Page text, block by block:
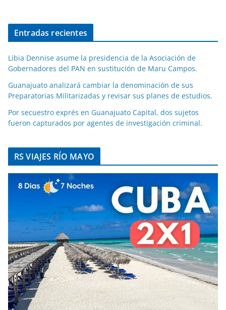
Entradas recientes
Libia Dennise asume la presidencia de la Asociación de
Gobernadores del PAN en sustitución de Maru Campos.
Guanajuato analizará cambiar la denominación de sus
Preparatorias Militarizadas y revisar sus planes de estudios.
Por secuestro exprés en Guanajuato Capital, dos sujetos
fueron capturados por agentes de investigación criminal.
RS VIAJES RÍO MAYO